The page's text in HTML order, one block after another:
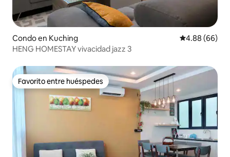
Condo en Kuching Calificación
4.88 (66)
HENG HOMESTAY vivacidad jazz 3
Favorito entre huéspedes
Favorito entre huéspedes